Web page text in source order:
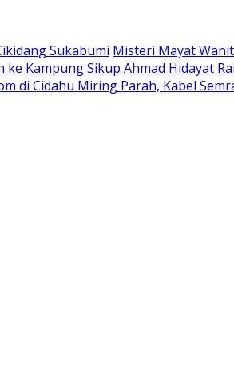
Sukabumi Misteri Mayat
ke Kampung Sikup Ahmad Hidayat
di Cidahu Miring Parah, Kabel